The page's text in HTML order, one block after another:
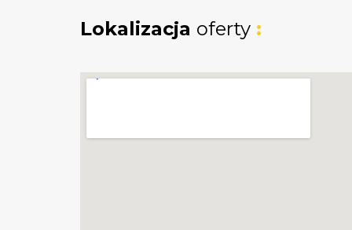
Powierzchnia:
od 2069 m² do 2265
prąd w drodze dojazdowej,
Lokalizacja oferty :